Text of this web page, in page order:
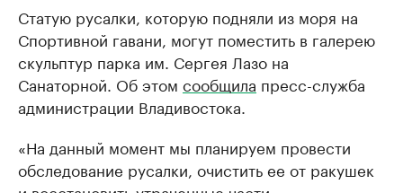
Статую русалки, которую подняли из моря на
Спортивной гавани, могут поместить в галерею
скульптур парка им. Сергея Лазо на
Санаторной. Об этом сообщила пресс-служба
администрации Владивостока.
«На данный момент мы планируем провести
обследование русалки, очистить ее от ракушек